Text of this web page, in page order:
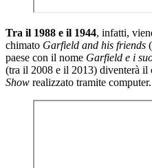
Tra il 1988 e il 1944, infatti,
chimato Garfield and his friends
paese con il nome Garfield e i
(tra il 2008 e il 2013) diventerà il
Show realizzato tramite computer.